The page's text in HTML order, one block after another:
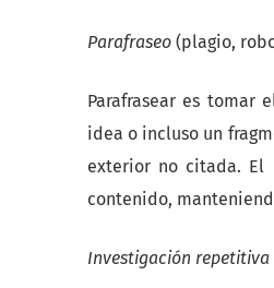
Parafraseo (plagio,
Parafrasear es tomar
idea o incluso un
exterior no citada. El
contenido,
Investigación repetitiva